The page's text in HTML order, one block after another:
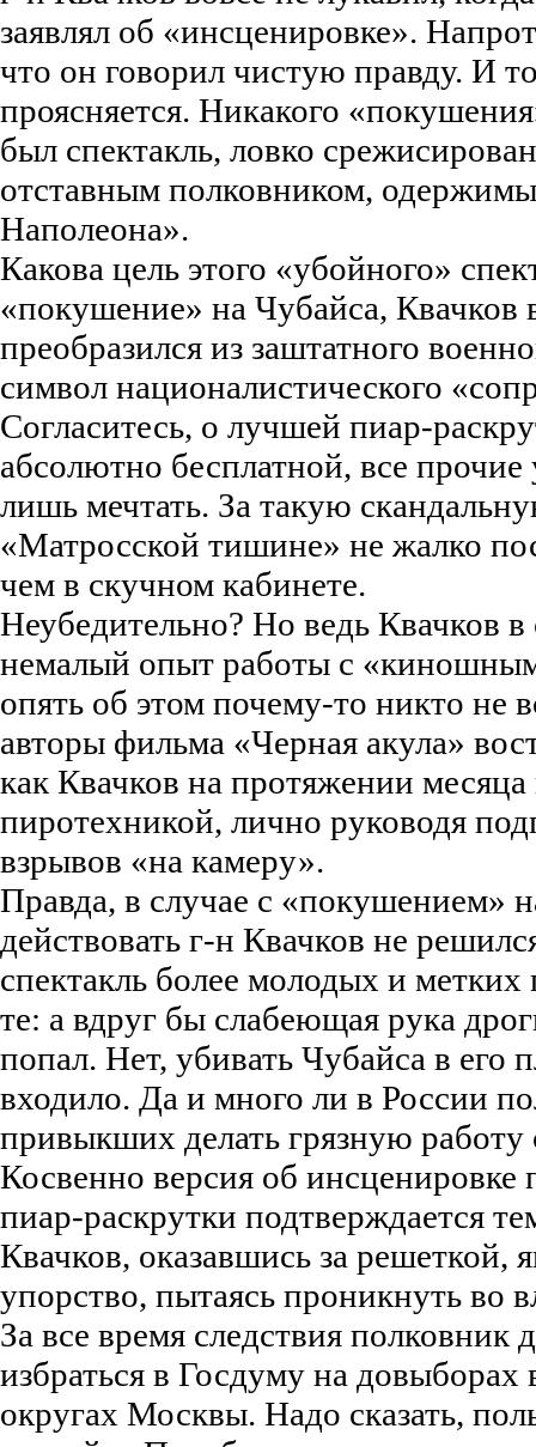
заявлял об «инсценировке».
что он говорил чистую правду. И
проясняется. Никакого
был спектакль, ловко
отставным полковником,
Наполеона».
Какова цель этого «убойного»
«покушение» на Чубайса, Квачков
преобразился из заштатного
символ националистического
Согласитесь, о лучшей пиар-
абсолютно бесплатной, все
лишь мечтать. За такую
«Матросской тишине» не жалко
чем в скучном кабинете.
Неубедительно? Но ведь Квачков
немалый опыт работы с
опять об этом почему-то никто не
авторы фильма «Черная акула»
как Квачков на протяжении
пиротехникой, лично руководя
взрывов «на камеру».
Правда, в случае с «покушением»
действовать г-н Квачков не
спектакль более молодых и
те: а вдруг бы слабеющая рука
попал. Нет, убивать Чубайса в его
входило. Да и много ли в России
привыкших делать грязную работу
Косвенно версия об
пиар-раскрутки подтверждается
Квачков, оказавшись за решеткой,
упорство, пытаясь проникнуть во
За все время следствия полковник
избраться в Госдуму на
округах Москвы. Надо сказать,